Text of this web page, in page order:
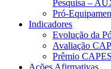
Pesquisa –
Pró-
Indicadores
Evolução da
Avaliação
Prêmio CAPES
Ações Afirmativas